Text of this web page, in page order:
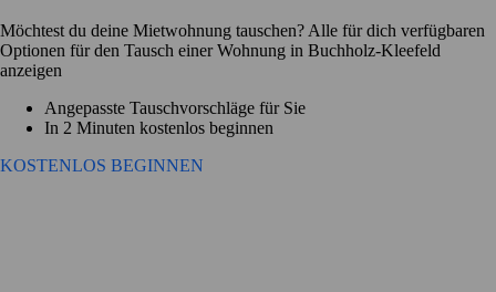
Möchtest du deine Mietwohnung tauschen? Alle für dich verfügbaren
Optionen für den Tausch einer Wohnung in Buchholz-Kleefeld
anzeigen
Angepasste Tauschvorschläge für Sie
In 2 Minuten kostenlos beginnen
KOSTENLOS BEGINNEN